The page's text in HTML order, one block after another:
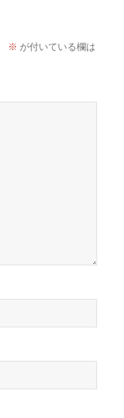
※ が付いている欄は